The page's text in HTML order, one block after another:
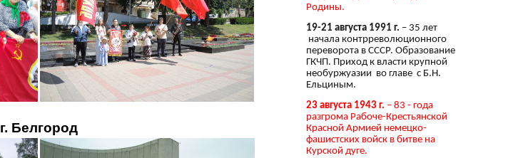
г. Белгород
Родины.
19-21 августа 1991 г. – 35 лет
начала контрреволюционного
переворота в СССР. Образование
ГКЧП. Приход к власти крупной
необуржуазии во главе с Б.Н.
Ельциным.
23 августа 1943 г. – 83 - года
разгрома Рабоче-Крестьянской
Красной Армией немецко-
фашистских войск в битве на
Курской дуге.